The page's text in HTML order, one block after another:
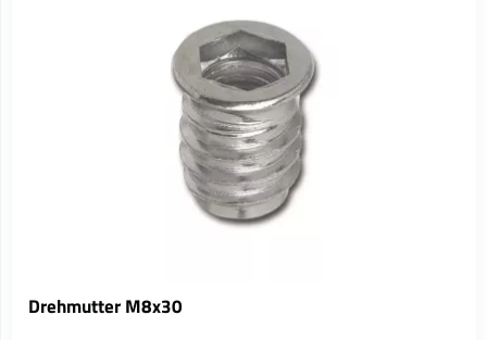
Drehmutter M8x30